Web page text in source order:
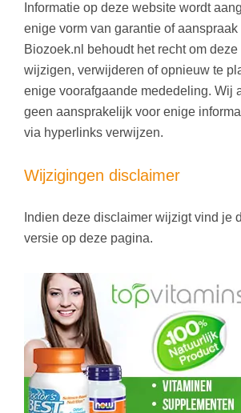
Informatie op deze website wordt
enige vorm van garantie of
Biozoek.nl behoudt het recht om
wijzigen, verwijderen of opnieuw te
enige voorafgaande mededeling. Wij
geen aansprakelijk voor enige
via hyperlinks verwijzen.
Wijzigingen disclaimer
Indien deze disclaimer wijzigt vind je
versie op deze pagina.